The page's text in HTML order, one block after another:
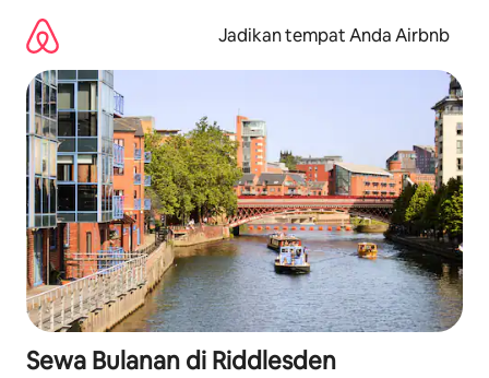
langsung
lihat
konten
Jadikan tempat Anda Airbnb
Sewa Bulanan di Riddlesden